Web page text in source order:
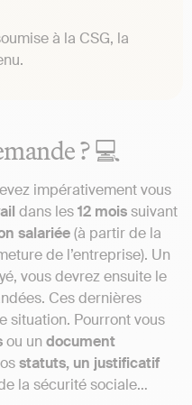
à la CSG, la
? 💻
impérativement vous
dans les12 moissuivant
salariée(à partir de la
de l’entreprise). Un
vous devrez ensuite le
Ces dernières
situation. Pourront vous
ou un document
statuts, un justificatif
la sécurité sociale…